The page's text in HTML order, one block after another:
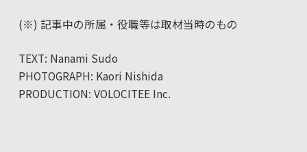
(※) 記事中の所属・役職等は取材当時のもの
TEXT: Nanami Sudo
PHOTOGRAPH: Kaori Nishida
PRODUCTION: VOLOCITEE Inc.